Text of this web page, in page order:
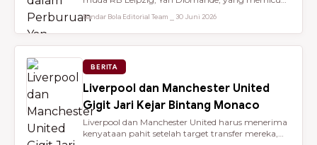
Bandar Bola Editorial Team ⎯ 30 Juni 2026
BERITA
Liverpool dan Manchester United
Gigit Jari Kejar Bintang Monaco
Liverpool dan Manchester United harus menerima
kenyataan pahit setelah target transfer mereka,